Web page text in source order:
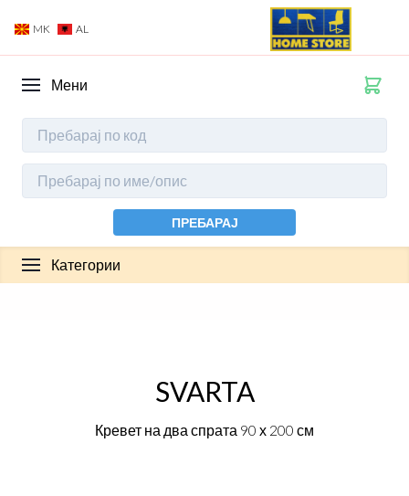
MK AL
Мени
ПРЕБАРАЈ
Категории
SVARTA
Кревет на два спрата 90 х 200 см